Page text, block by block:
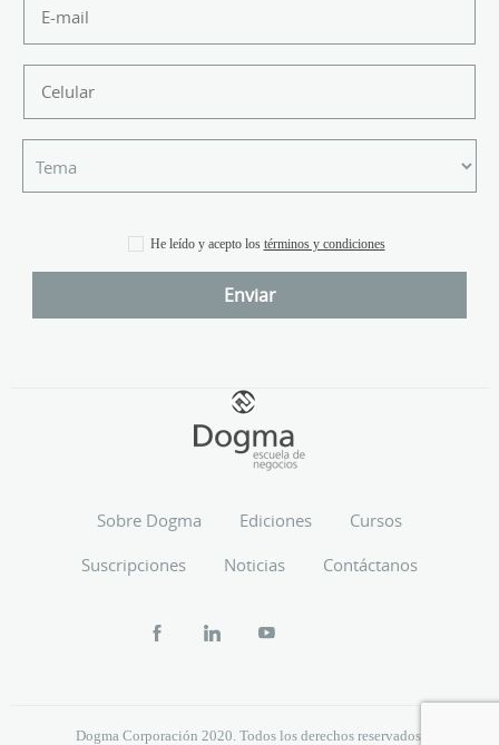
He leído y acepto los términos y condiciones
Sobre Dogma Ediciones
Cursos
Suscripciones
Noticias Contáctanos
Dogma Corporación 2020. Todos los derechos reservados.